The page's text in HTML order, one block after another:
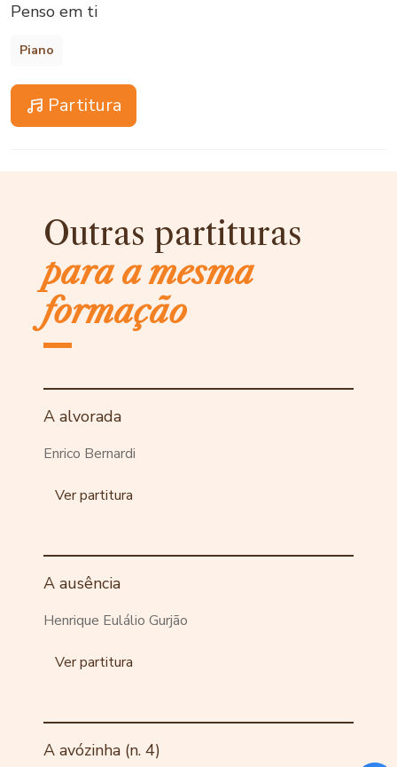
Penso em ti
Piano
Partitura
Outras partituras
para a mesma
formação
A alvorada
Enrico Bernardi
Ver partitura
A ausência
Henrique Eulálio Gurjão
Ver partitura
A avózinha (n. 4)